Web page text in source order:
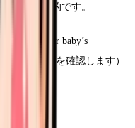
現が効果的です。
check your baby’s
ゃんの発育を確認します）